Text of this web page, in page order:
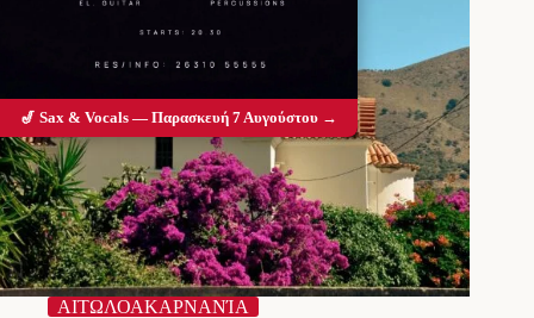
ΑΙΤΩΛΟΑΚΑΡΝΑΝΊΑ
🎷 Sax & Vocals — Παρασκευή 7 Αυγούστου →